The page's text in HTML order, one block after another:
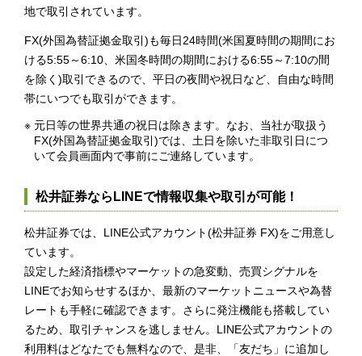
地で取引されています。
FX(外国為替証拠金取引)も毎日24時間(米国夏時間の期間にお
ける5:55～6:10、米国冬時間の期間における6:55～7:10の間
を除く)取引できるので、平日の夜間や祝日など、自由な時間
帯にいつでも取引ができます。
※ 元日等の世界共通の祝日は除きます。なお、当社が取扱う
FX(外国為替証拠金取引)では、土日を除いた非取引日につ
いて会員画面内で事前にご連絡しています。
松井証券ならLINEで情報収集や取引が可能！
松井証券では、LINE公式アカウント(松井証券 FX)をご用意し
ています。
設定した経済指標やマーケットの急変動、売買シグナルを
LINEでお知らせするほか、最新のマーケットニュースや為替
レートも手軽に確認できます。さらに発注機能も搭載してい
るため、取引チャンスを逃しません。LINE公式アカウントの
利用料はどなたでも無料なので、是非、「友だち」に追加し